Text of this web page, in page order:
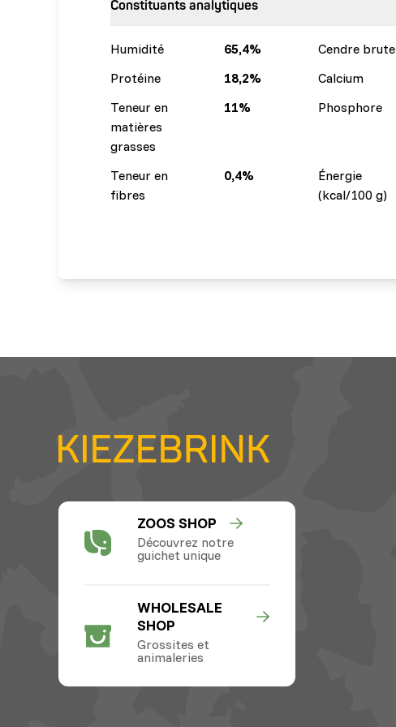
Constituants analytiques
Humidité 65,4% Cendre brute
Protéine
18,2% Calcium
Teneur en
matières
grasses
11% Phosphore
Teneur en
fibres
0,4%
Énergie
(kcal/100 g)
ZOOS SHOP
Découvrez notre
guichet unique
WHOLESALE
SHOP
Grossites et
animaleries